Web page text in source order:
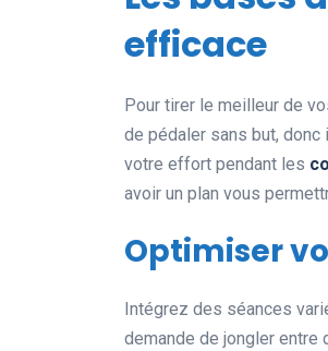
efficace
Pour tirer le meilleur de
de pédaler sans but,
votre effort pendant les
avoir un plan vous
Optimiser
Intégrez des séances
demande de jongler entre